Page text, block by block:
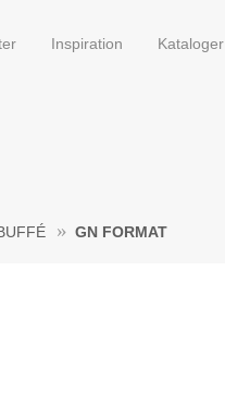
Inspiration Kataloger
GN FORMAT